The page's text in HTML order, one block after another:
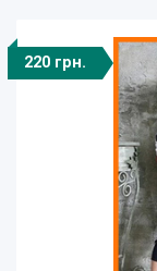
220 грн.